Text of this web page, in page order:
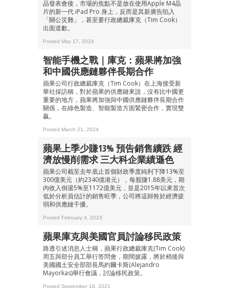
品發表會後，市場的焦點不是放在使用Apple M4晶
片的新一代 iPad Pro 身上，反而是其新廣告陷入
「關公災難」，甚至要行政總裁庫克（Tim Cook）
出面道歉。
Posted May 17, 2024
智能手機之戰｜庫克：蘋果將加強
和中國供應鏈夥伴長期合作
蘋果公司行政總裁庫克（Tim Cook）在上海接受新
華社採訪稱，對於蘋果的供應鏈來說，沒有比中國更
重要的地方，蘋果將加強與中國供應鏈夥伴長期合作
關係，在綠色製造、智能製造方面緊密合作，實現雙
贏。
Posted March 21, 2024
蘋果上季少賺13% 預告銷售續跌 經
濟放慢削需求 三大科企業績遜色
蘋果公司截至去年底止首個財政季度純利下降13%至
300億美元（約2340億港元），每股賺1.88美元，期
內收入倒退5%至1172億美元，並是2015年以來首次
低於分析員估計的銷售旺季，公司將這歸咎於經濟疲
弱和供應鏈干擾。
Posted February 4, 2023
蘋果庫克與美國官員討論移民政策
路透引述消息人士稱，蘋果行政總裁庫克(Tim Cook)
周五與部分員工舉行答問會，期間披露，將於稍後與
美國國土安全部部長馬約爾卡斯(Alejandro
Mayorkas)舉行會議，討論移民政策。
Posted September 18, 2021